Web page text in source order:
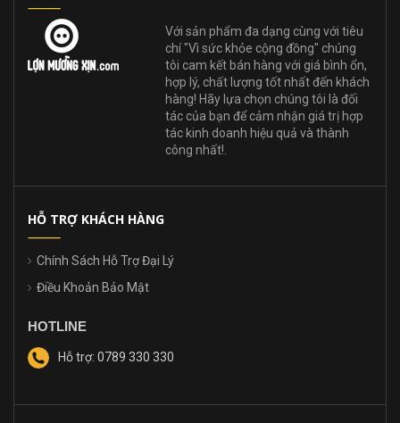
Với sản phẩm đa dạng cùng với tiêu
chí "Vì sức khỏe cộng đồng" chúng
tôi cam kết bán hàng với giá bình ổn,
hợp lý, chất lượng tốt nhất đến khách
hàng! Hãy lựa chọn chúng tôi là đối
tác của bạn để cảm nhận giá trị hợp
tác kinh doanh hiệu quả và thành
công nhất!.
HỖ TRỢ KHÁCH HÀNG
Chính Sách Hỗ Trợ Đại Lý
Điều Khoản Bảo Mật
HOTLINE
Hỗ trợ: 0789 330 330